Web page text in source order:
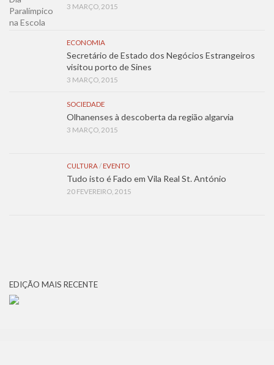
3 MARÇO, 2015
ECONOMIA
Secretário de Estado dos Negócios Estrangeiros
visitou porto de Sines
3 MARÇO, 2015
SOCIEDADE
Olhanenses à descoberta da região algarvia
3 MARÇO, 2015
CULTURA/ EVENTO
Tudo isto é Fado em Vila Real St. António
20 FEVEREIRO, 2015
EDIÇÃO MAIS RECENTE